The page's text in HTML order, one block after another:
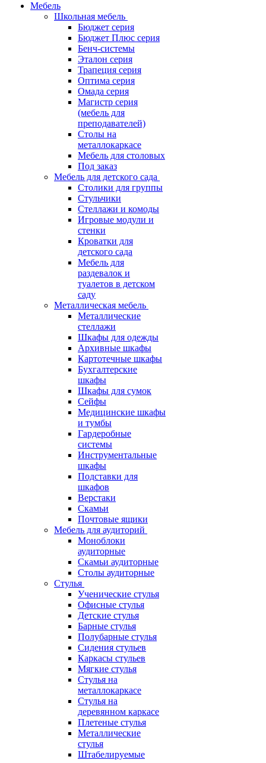
Мебель
Школьная мебель
Бюджет серия
Бюджет Плюс серия
Бенч-системы
Эталон серия
Трапеция серия
Оптима серия
Омада серия
Магистр серия
(мебель для
преподавателей)
Столы на
металлокаркасе
Мебель для столовых
Под заказ
Мебель для детского сада
Столики для группы
Стульчики
Стеллажи и комоды
Игровые модули и
стенки
Кроватки для
детского сада
Мебель для
раздевалок и
туалетов в детском
саду
Металлическая мебель
Металлические
стеллажи
Шкафы для одежды
Архивные шкафы
Картотечные шкафы
Бухгалтерские
шкафы
Шкафы для сумок
Сейфы
Медицинские шкафы
и тумбы
Гардеробные
системы
Инструментальные
шкафы
Подставки для
шкафов
Верстаки
Скамьи
Почтовые ящики
Мебель для аудиторий
Моноблоки
аудиторные
Скамьи аудиторные
Столы аудиторные
Стулья
Ученические стулья
Офисные стулья
Детские стулья
Барные стулья
Полубарные стулья
Сидения стульев
Каркасы стульев
Мягкие стулья
Стулья на
металлокаркасе
Стулья на
деревянном каркасе
Плетеные стулья
Металлические
стулья
Штабелируемые